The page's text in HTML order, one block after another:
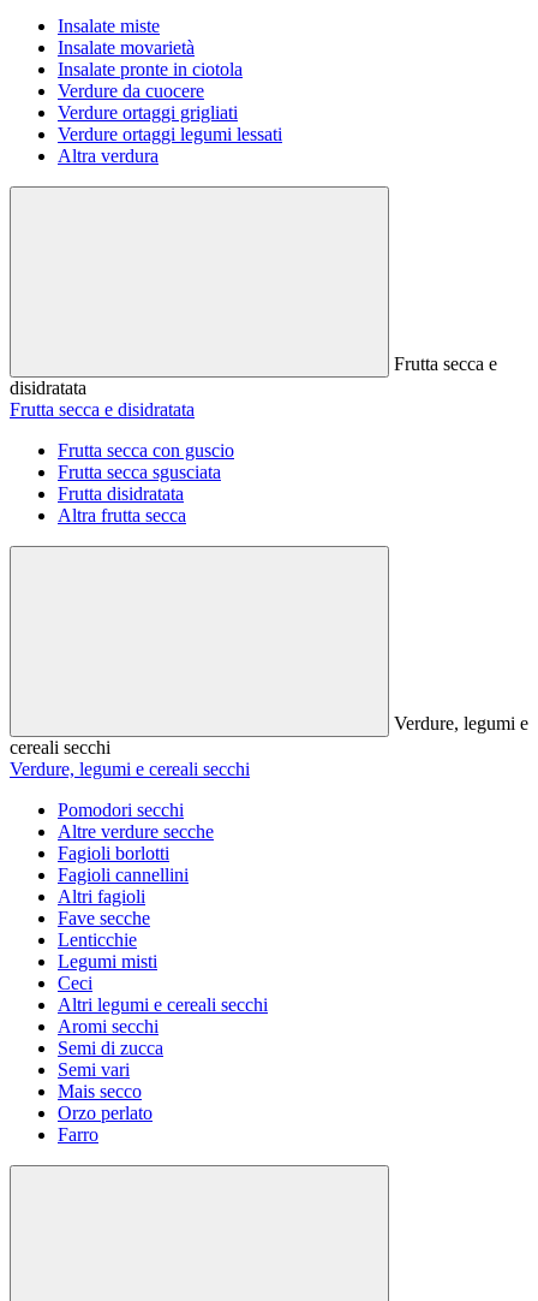
Insalate miste
Insalate movarietà
Insalate pronte in ciotola
Verdure da cuocere
Verdure ortaggi grigliati
Verdure ortaggi legumi lessati
Altra verdura
Frutta secca e
disidratata
Frutta secca e disidratata
Frutta secca con guscio
Frutta secca sgusciata
Frutta disidratata
Altra frutta secca
Verdure, legumi e
cereali secchi
Verdure, legumi e cereali secchi
Pomodori secchi
Altre verdure secche
Fagioli borlotti
Fagioli cannellini
Altri fagioli
Fave secche
Lenticchie
Legumi misti
Ceci
Altri legumi e cereali secchi
Aromi secchi
Semi di zucca
Semi vari
Mais secco
Orzo perlato
Farro